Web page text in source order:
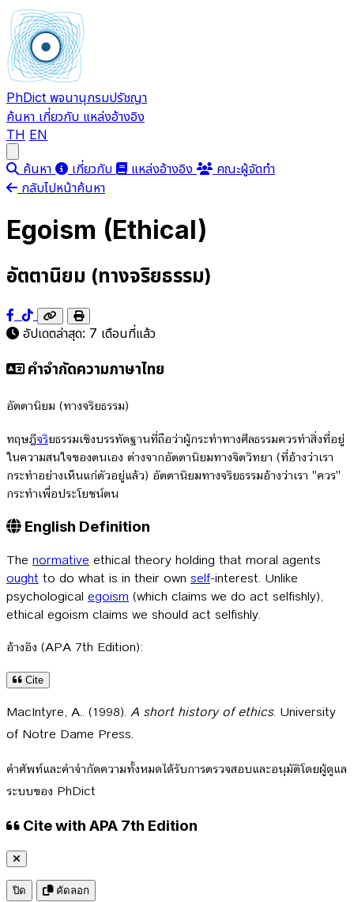
PhDict พจนานุกรมปรัชญา
ค้นหา เกี่ยวกับ แหล่งอ้างอิง
TH EN
ค้นหา เกี่ยวกับ แหล่งอ้างอิง
คณะผู้จัดทำ
กลับไปหน้าค้นหา
Egoism (Ethical)
อัตตานิยม (ทางจริยธรรม)
อัปเดตล่าสุด: 7 เดือนที่แล้ว
คำจำกัดความภาษาไทย
อัตตานิยม (ทางจริยธรรม)
ทฤษฎีจริยธรรมเชิงบรรทัดฐานที่ถือว่าผู้กระทำทางศีลธรรมควรทำสิ่งที่อยู่
ในความสนใจของตนเอง ต่างจากอัตตานิยมทางจิตวิทยา (ที่อ้างว่าเรา
กระทำอย่างเห็นแก่ตัวอยู่แล้ว) อัตตานิยมทางจริยธรรมอ้างว่าเรา "ควร"
กระทำเพื่อประโยชน์ตน
English Definition
The normative ethical theory holding that moral agents
ought to do what is in their own self-interest. Unlike
psychological egoism (which claims we do act selfishly),
ethical egoism claims we should act selfishly.
อ้างอิง (APA 7th Edition):
Cite
MacIntyre, A.. (1998). A short history of ethics. University
of Notre Dame Press.
คำศัพท์และคำจำกัดความทั้งหมดได้รับการตรวจสอบและอนุมัติโดยผู้ดูแล
ระบบของ PhDict
Cite with APA 7th Edition
ปิด คัดลอก